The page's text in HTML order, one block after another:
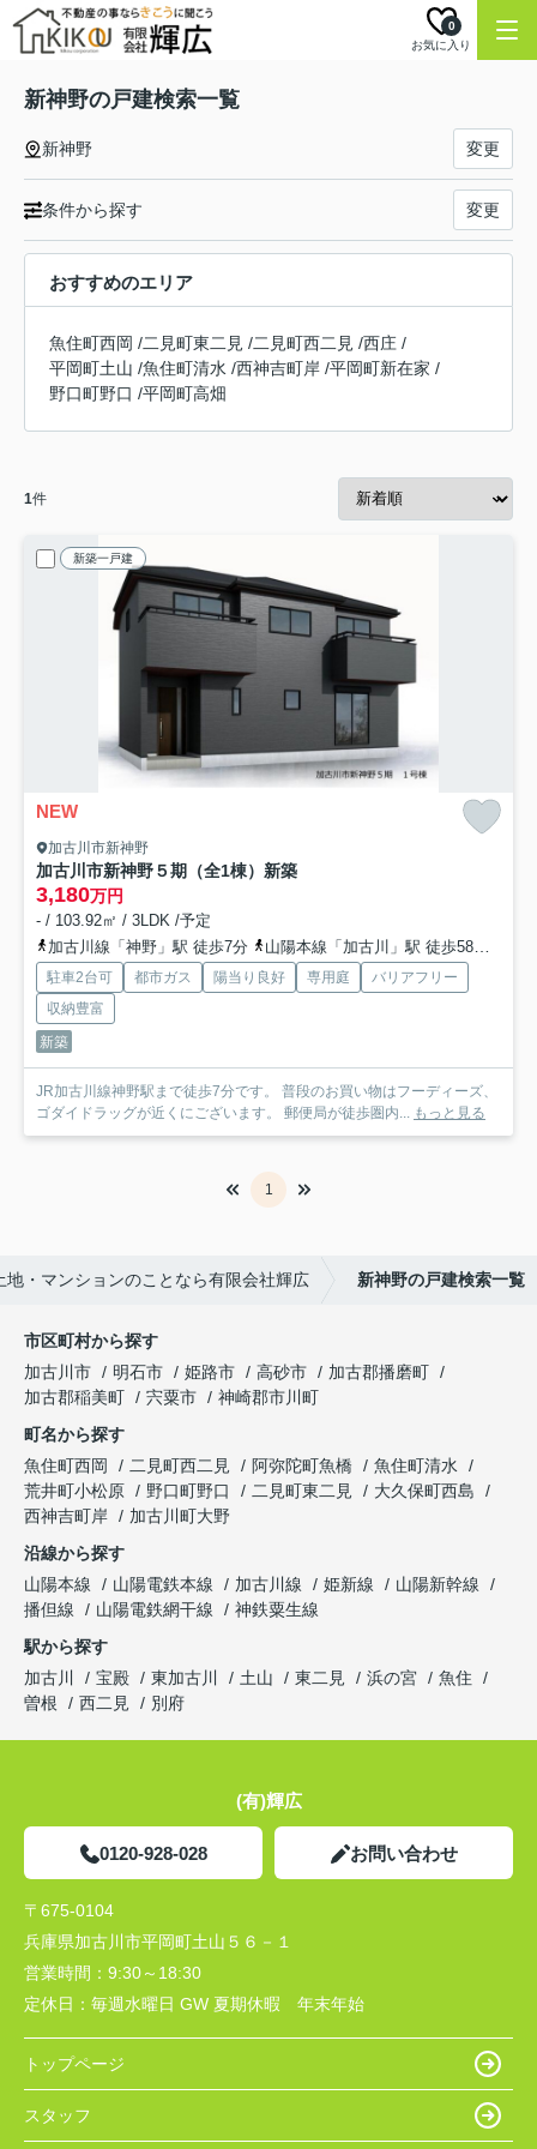
お気に入り
0
新神野の戸建検索一覧
新神野 変更
条件から探す 変更
おすすめのエリア
魚住町西岡 /二見町東二見 /二見町西二見 /西庄 /
平岡町土山 /魚住町清水 /西神吉町岸 /平岡町新在家 /
野口町野口 /平岡町高畑
1件
新築一戸建
NEW
加古川市新神野
加古川市新神野５期（全1棟）新築
3,180万円
- / 103.92㎡ / 3LDK /予定
加古川線「神野」駅 徒歩7分
山陽本線「加古川」駅 徒歩58分
駐車2台可 都市ガス 陽当り良好 専用庭
バリアフリー
収納豊富
新築
JR加古川線神野駅まで徒歩7分です。 普段のお買い物はフーディーズ、
ゴダイドラッグが近くにございます。 郵便局が徒歩圏内... もっと見る
1
・マンションのことなら有限会社輝広 新神野の戸建検索一覧
市区町村から探す
加古川市
明石市 姫路市 高砂市
加古郡播磨町
加古郡稲美町
宍粟市
神崎郡市川町
町名から探す
魚住町西岡
二見町西二見 阿弥陀町魚橋
魚住町清水
荒井町小松原
野口町野口 二見町東二見
大久保町西島
西神吉町岸
加古川町大野
沿線から探す
山陽本線
山陽電鉄本線 加古川線 姫新線
山陽新幹線
播但線
山陽電鉄網干線
神鉄粟生線
駅から探す
加古川
宝殿 東加古川 土山 東二見 浜の宮
魚住
曽根
西二見 別府
(有)輝広
0120-928-028 お問い合わせ
〒675-0104
兵庫県加古川市平岡町土山５６－１
営業時間： 9:30～18:30
定休日： 毎週水曜日 GW 夏期休暇 年末年始
トップページ
スタッフ